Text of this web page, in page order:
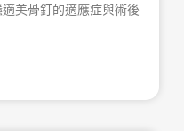
美骨釘的適應症與術後